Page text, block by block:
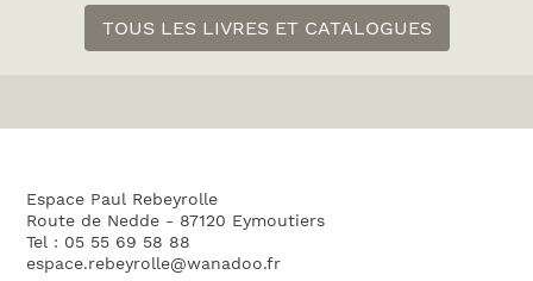
TOUS LES LIVRES ET CATALOGUES
Espace Paul Rebeyrolle
Route de Nedde - 87120 Eymoutiers
Tel : 05 55 69 58 88
espace.rebeyrolle@wanadoo.fr